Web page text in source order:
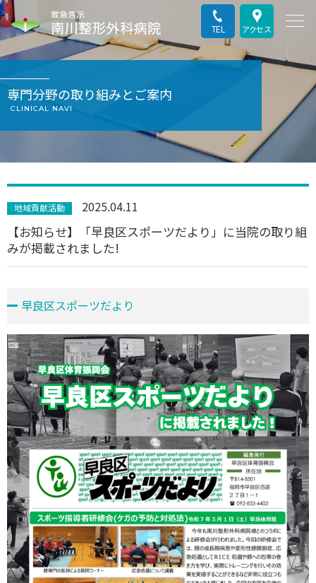
TEL アクセス
専門分野の取り組みとご案内
CLINICAL NAVI
地域貢献活動 2025.04.11
【お知らせ】「早良区スポーツだより」に当院の取り組
みが掲載されました!
早良区スポーツだより